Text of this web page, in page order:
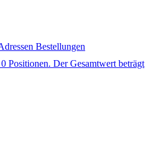
Bestellungen
Positionen. Der Gesamtwert beträgt